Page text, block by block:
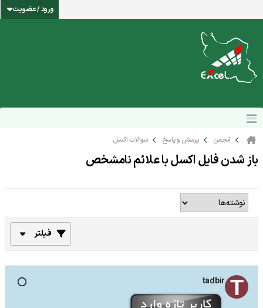
ورود / عضویت
انجمن پرسش و پاسخ سوالات اکسل
باز شدن فایل اکسل با علائم نامشخص
فیلتر
tadbir